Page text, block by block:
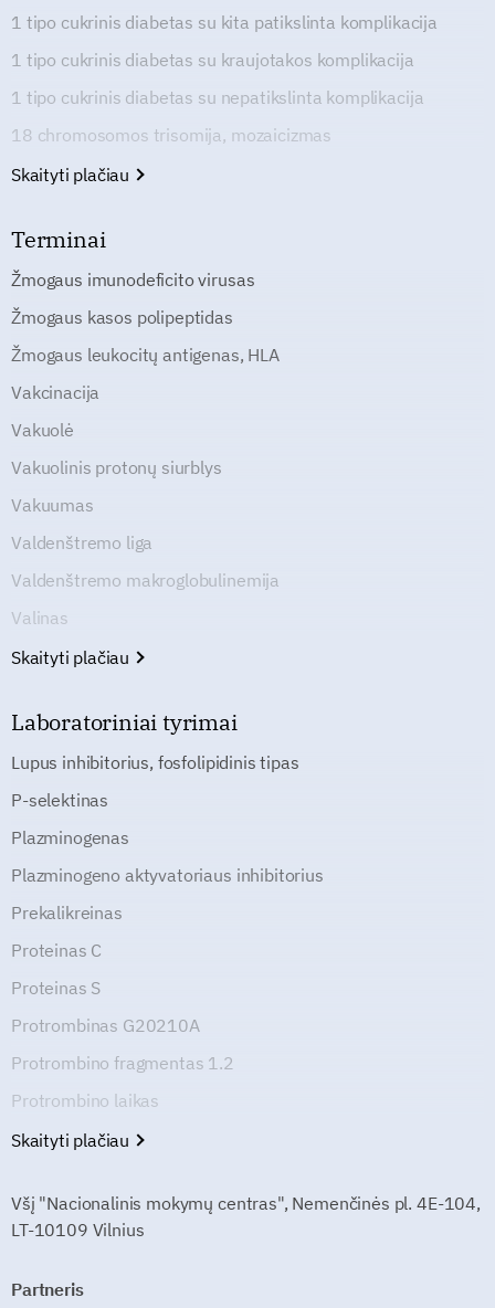
1 tipo cukrinis diabetas su kita patikslinta komplikacija
1 tipo cukrinis diabetas su kraujotakos komplikacija
1 tipo cukrinis diabetas su nepatikslinta komplikacija
18 chromosomos trisomija, mozaicizmas
Skaityti plačiau
Terminai
Žmogaus imunodeficito virusas
Žmogaus kasos polipeptidas
Žmogaus leukocitų antigenas, HLA
Vakcinacija
Vakuolė
Vakuolinis protonų siurblys
Vakuumas
Valdenštremo liga
Valdenštremo makroglobulinemija
Valinas
Skaityti plačiau
Laboratoriniai tyrimai
Lupus inhibitorius, fosfolipidinis tipas
P-selektinas
Plazminogenas
Plazminogeno aktyvatoriaus inhibitorius
Prekalikreinas
Proteinas C
Proteinas S
Protrombinas G20210A
Protrombino fragmentas 1.2
Protrombino laikas
Skaityti plačiau
Všį "Nacionalinis mokymų centras", Nemenčinės pl. 4E-104,
LT-10109 Vilnius
Partneris